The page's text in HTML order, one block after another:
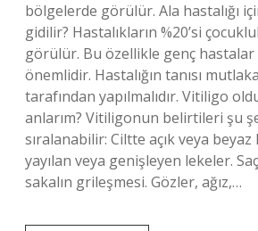
bölgelerde görülür. Ala hastalığı
gidilir? Hastalıkların %20’si
görülür. Bu özellikle genç hastalar
önemlidir. Hastalığın tanısı
tarafından yapılmalıdır. Vitiligo
anlarım? Vitiligonun belirtileri şu
sıralanabilir: Ciltte açık veya
yayılan veya genişleyen lekeler.
sakalın grileşmesi. Gözler, ağız,…